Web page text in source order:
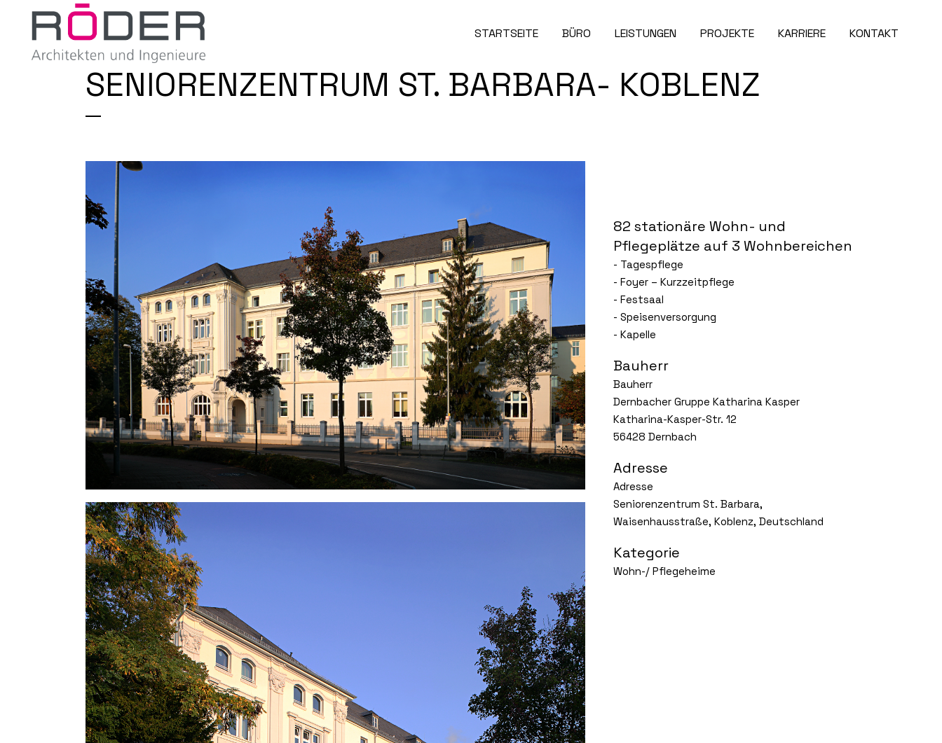
STARTSEITE BÜRO LEISTUNGEN PROJEKTE KARRIERE KONTAKT
SENIORENZENTRUM ST. BARBARA- KOBLENZ
82 stationäre Wohn- und
Pflegeplätze auf 3 Wohnbereichen
- Tagespflege
- Foyer – Kurzzeitpflege
- Festsaal
- Speisenversorgung
- Kapelle
Bauherr
Bauherr
Dernbacher Gruppe Katharina Kasper
Katharina-Kasper-Str. 12
56428 Dernbach
Adresse
Adresse
Seniorenzentrum St. Barbara,
Waisenhausstraße, Koblenz, Deutschland
Kategorie
Wohn-/ Pflegeheime